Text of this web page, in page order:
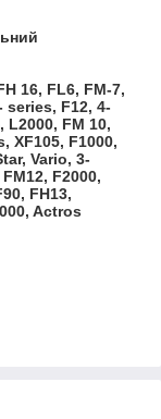
16, FL6, FM-7,
series, F12, 4-
L2000, FM 10,
XF105, F1000,
Vario, 3-
F2000,
FH13,
Actros